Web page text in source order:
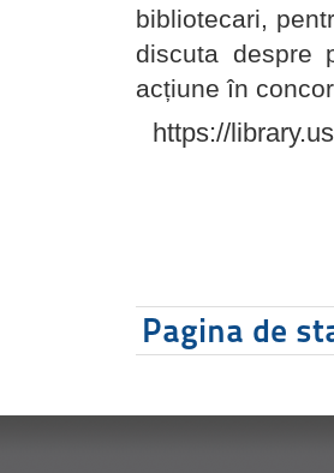
bibliotecari,
discuta despre
acțiune în
https://
Pagina de